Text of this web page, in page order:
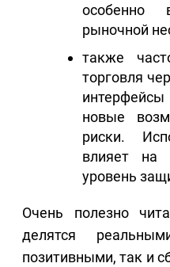
особенно
рыночной
также
торговля
новые
риски.
влияет на
уровень
Очень полезно
делятся
позитивными, так и